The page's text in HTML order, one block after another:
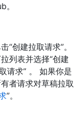
“创建拉取请求”。
列表并选择“创建
请求” 。 如果你是
者请求对草稿拉取
”。